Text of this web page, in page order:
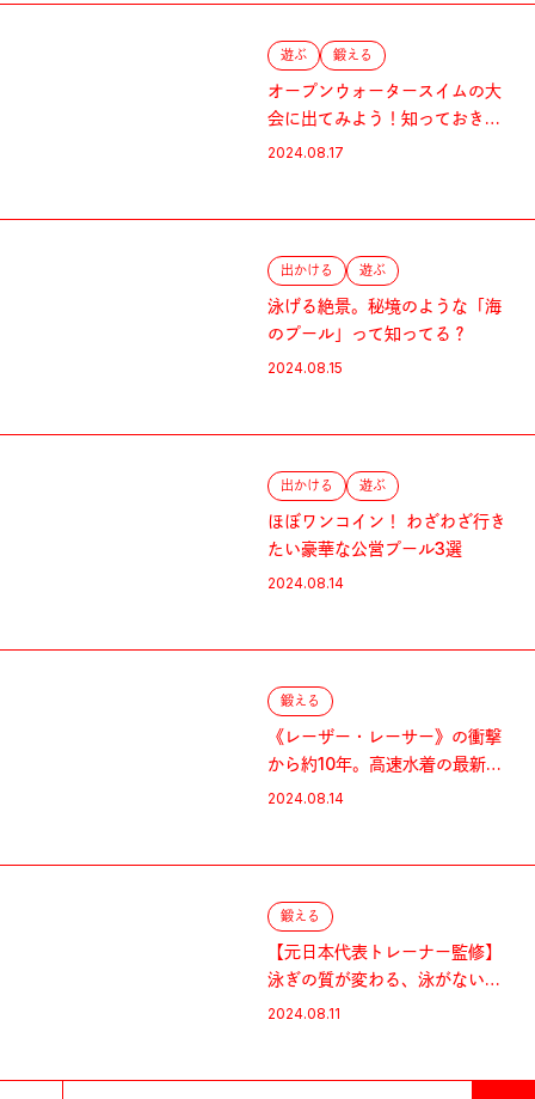
遊ぶ 鍛える
オープンウォータースイムの大
会に出てみよう！知っておきた
いコツと練習方法
2024.08.17
出かける 遊ぶ
泳げる絶景。秘境のような「海
のプール」って知ってる？
2024.08.15
出かける 遊ぶ
ほぼワンコイン！ わざわざ行き
たい豪華な公営プール3選
2024.08.14
鍛える
《レーザー・レーサー》の衝撃
から約10年。高速水着の最新事
情
2024.08.14
鍛える
【元日本代表トレーナー監修】
泳ぎの質が変わる、泳がない日
の自宅トレ
2024.08.11